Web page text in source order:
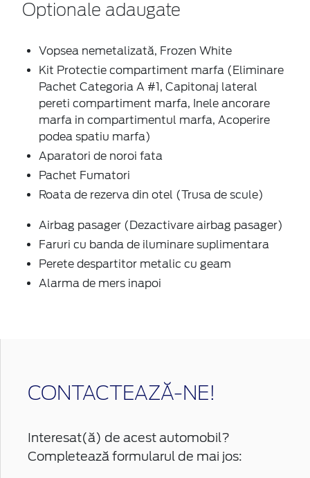
Optionale adaugate
Vopsea nemetalizată, Frozen White
Kit Protectie compartiment marfa (Eliminare
Pachet Categoria A #1, Capitonaj lateral
pereti compartiment marfa, Inele ancorare
marfa in compartimentul marfa, Acoperire
podea spatiu marfa)
Aparatori de noroi fata
Pachet Fumatori
Roata de rezerva din otel (Trusa de scule)
Airbag pasager (Dezactivare airbag pasager)
Faruri cu banda de iluminare suplimentara
Perete despartitor metalic cu geam
Alarma de mers inapoi
CONTACTEAZĂ-NE!
Interesat(ă) de acest automobil?
Completează formularul de mai jos: